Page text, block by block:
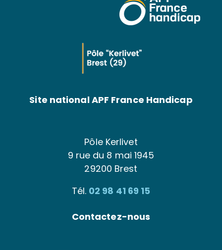
Site national APF France Handicap
9 rue du 8 mai 1945
Tél.02 98 41 69 15
Contactez-nous